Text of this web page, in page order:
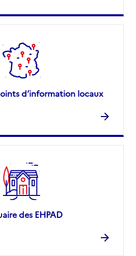
d’information locaux
des EHPAD